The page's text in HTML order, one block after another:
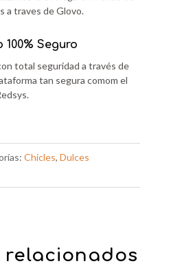
a traves de Glovo.
100% Seguro
total seguridad a través de
tan segura comom el
Chicles, Dulces
relacionados